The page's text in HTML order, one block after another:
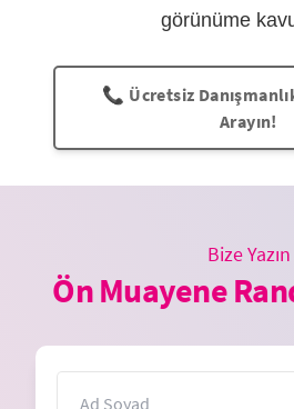
görünüme
📞 Ücretsiz
Arayın!
Bize Yazın
Ön Muayene